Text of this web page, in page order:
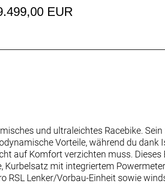
EUR
und ultraleichtes Racebike.
Vorteile, während du dank
auf Komfort verzichten muss.
Kurbelsatz mit integriertem
RSL Lenker/Vorbau-Einheit sowie